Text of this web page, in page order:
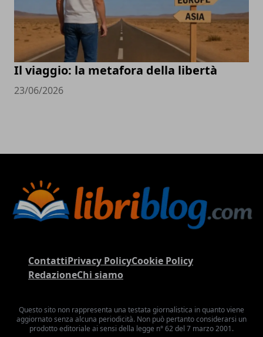
Il viaggio: la metafora della libertà
23/06/2026
ContattiPrivacy PolicyCookie Policy
RedazioneChi siamo
Questo sito non rappresenta una testata giornalistica in quanto viene
aggiornato senza alcuna periodicità. Non può pertanto considerarsi un
prodotto editoriale ai sensi della legge n° 62 del 7 marzo 2001.